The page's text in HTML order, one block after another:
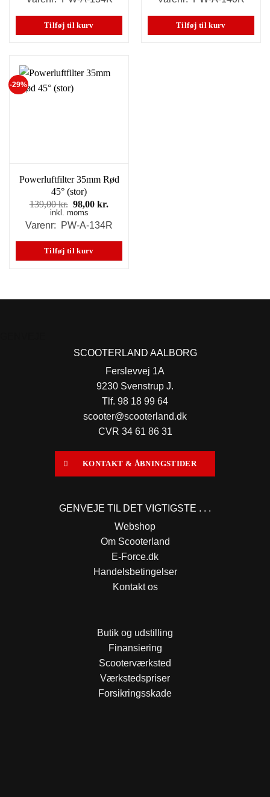
139,00 kr..98,00 kr..
Tilføj til kurv
125,00 kr..98,00
Tilføj til kurv
-29%
Powerluftfilter 35mm Rød
45° (stor)
139,00kr. Den
oprindelige
pris
139,00 kr..
98,00kr.
pris
98,00 kr..
inkl. moms
Varenr: PW-A-134R
Tilføj til kurv
SCOOTERLAND AALBORG
Ferslevvej 1A
9230 Svenstrup J.
Tlf. 98 18 99 64
scooter@scooterland.dk
CVR 34 61 86 31
KONTAKT & ÅBNINGSTIDER
GENVEJE TIL DET VIGTIGSTE . . .
Webshop
Om Scooterland
E-Force.dk
Handelsbetingelser
Kontakt os
Butik og udstilling
Finansiering
Scooterværksted
Værkstedspriser
Forsikringsskade